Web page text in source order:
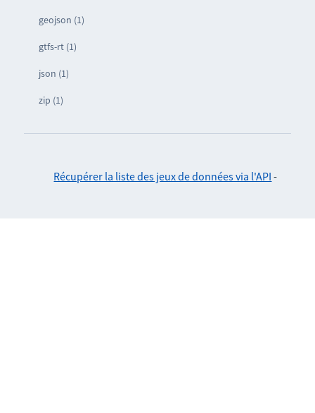
geojson (1)
gtfs-rt (1)
json (1)
zip (1)
Récupérer la liste des jeux de données via l'API -